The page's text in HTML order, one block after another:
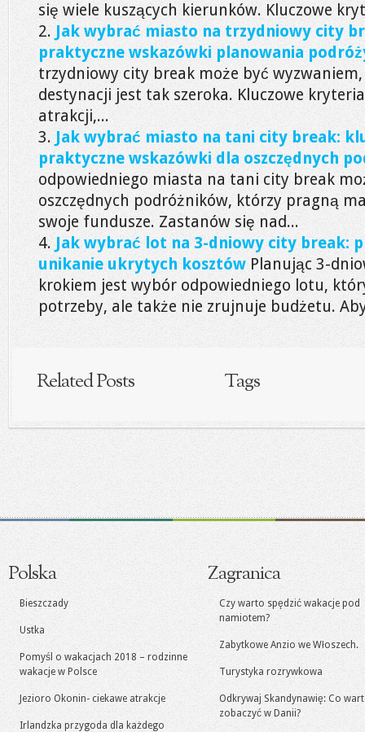
się wiele kuszących kierunków. Kluczowe
Jak wybrać miasto na trzydniowy city
praktyczne wskazówki planowania
trzydniowy city break może być wyzwaniem,
destynacji jest tak szeroka. Kluczowe
atrakcji,...
Jak wybrać miasto na tani city break:
praktyczne wskazówki dla oszczędnych
odpowiedniego miasta na tani city break
oszczędnych podróżników, którzy pragną
swoje fundusze. Zastanów się nad...
Jak wybrać lot na 3-dniowy city break:
unikanie ukrytych kosztów Planując 3-
krokiem jest wybór odpowiedniego lotu,
potrzeby, ale także nie zrujnuje budżetu.
Related Posts Tags
Polska
Bieszczady
Ustka
Pomyśl o wakacjach 2018 – rodzinne
wakacje w Polsce
Jezioro Okonin- ciekawe atrakcje
Irlandzka przygoda dla każdego
Zagranica
Czy warto spędzić wakacje pod
namiotem?
Zabytkowe Anzio we Włoszech.
Turystyka rozrywkowa
Odkrywaj Skandynawię: Co
zobaczyć w Danii?